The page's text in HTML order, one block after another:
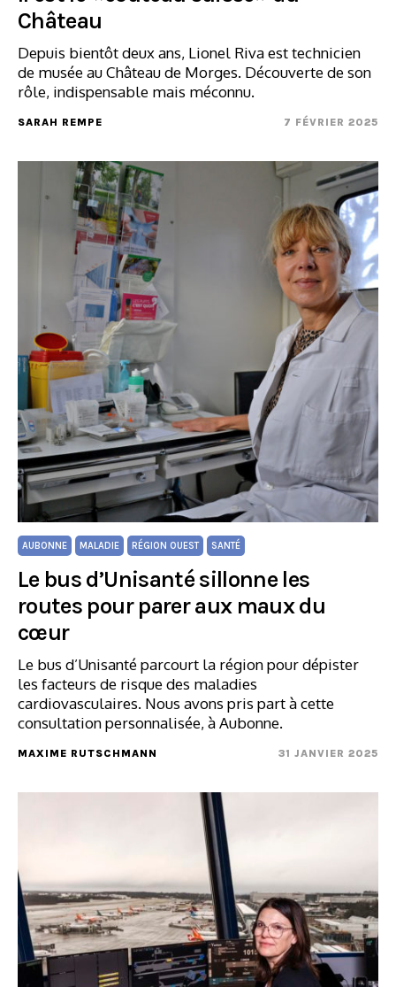
Château
Depuis bientôt deux ans, Lionel Riva est technicien
de musée au Château de Morges. Découverte de son
rôle, indispensable mais méconnu.
SARAH REMPE 7 FÉVRIER 2025
AUBONNE MALADIE RÉGION OUEST SANTÉ
Le bus d’Unisanté sillonne les
routes pour parer aux maux du
cœur
Le bus d’Unisanté parcourt la région pour dépister
les facteurs de risque des maladies
cardiovasculaires. Nous avons pris part à cette
consultation personnalisée, à Aubonne.
MAXIME RUTSCHMANN 31 JANVIER 2025